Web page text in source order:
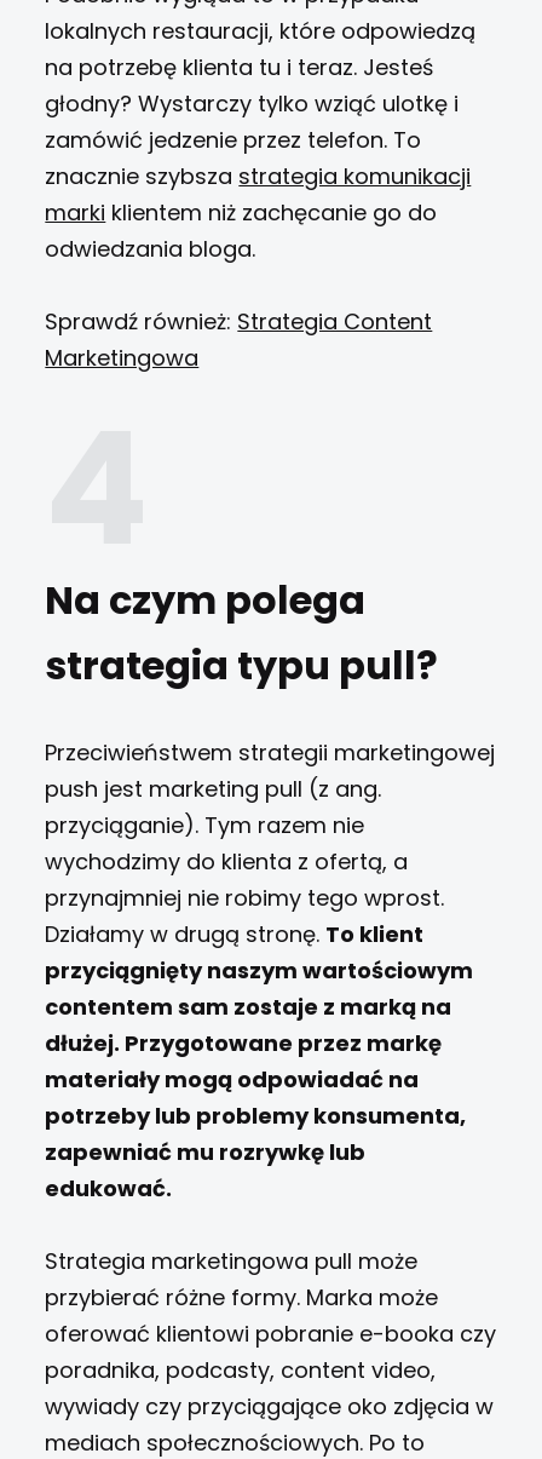
lokalnych restauracji, które odpowiedzą
na potrzebę klienta tu i teraz. Jesteś
głodny? Wystarczy tylko wziąć ulotkę i
zamówić jedzenie przez telefon. To
znacznie szybsza strategia komunikacji
marki klientem niż zachęcanie go do
odwiedzania bloga.
Sprawdź również: Strategia Content
Marketingowa
Na czym polega
strategia typu pull?
Przeciwieństwem strategii marketingowej
push jest marketing pull (z ang.
przyciąganie). Tym razem nie
wychodzimy do klienta z ofertą, a
przynajmniej nie robimy tego wprost.
Działamy w drugą stronę. To klient
przyciągnięty naszym wartościowym
contentem sam zostaje z marką na
dłużej. Przygotowane przez markę
materiały mogą odpowiadać na
potrzeby lub problemy konsumenta,
zapewniać mu rozrywkę lub
edukować.
Strategia marketingowa pull może
przybierać różne formy. Marka może
oferować klientowi pobranie e-booka czy
poradnika, podcasty, content video,
wywiady czy przyciągające oko zdjęcia w
mediach społecznościowych. Po to